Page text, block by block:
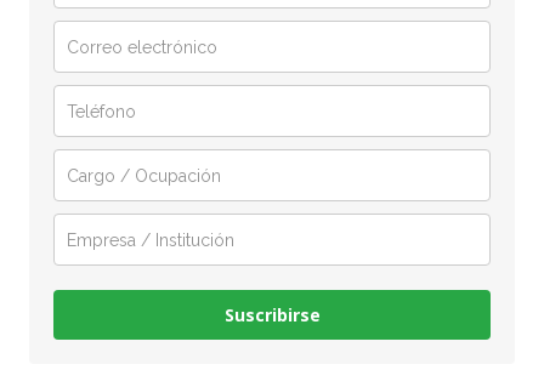
Suscribirse